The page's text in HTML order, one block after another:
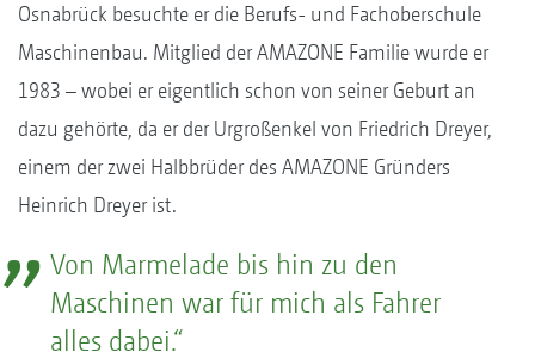
Osnabrück besuchte er die Berufs- und Fachoberschule
Maschinenbau. Mitglied der AMAZONE Familie wurde er
1983 – wobei er eigentlich schon von seiner Geburt an
dazu gehörte, da er der Urgroßenkel von Friedrich Dreyer,
einem der zwei Halbbrüder des AMAZONE Gründers
Heinrich Dreyer ist.
Von Marmelade bis hin zu den
Maschinen war für mich als Fahrer
alles dabei.“